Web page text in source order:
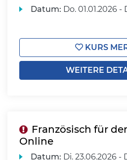
Datum: Do. 01.01.2026 -
KURS
WEITERE
Französisch für
Online
Datum: Di. 23.06.2026 -